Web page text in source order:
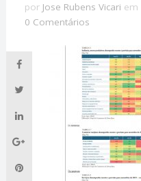
por Jose Rubens Vicari em
0 Comentários